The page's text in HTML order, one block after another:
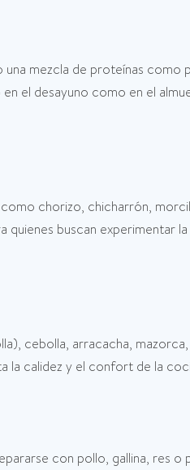
una mezcla de proteínas
el desayuno como en el
chorizo, chicharrón,
buscan experimentar
cebolla, arracacha,
la calidez y el confort de la
con pollo, gallina, res o